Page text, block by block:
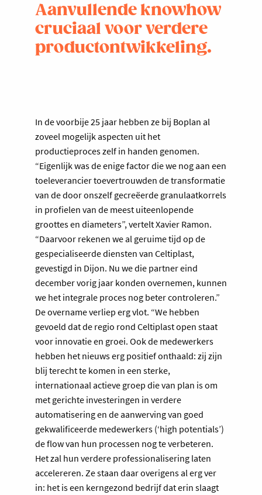
Aanvullende knowhow
cruciaal voor verdere
productontwikkeling.
In de voorbije 25 jaar hebben ze bij Boplan al
zoveel mogelijk aspecten uit het
productieproces zelf in handen genomen.
“Eigenlijk was de enige factor die we nog aan een
toeleverancier toevertrouwden de transformatie
van de door onszelf gecreëerde granulaatkorrels
in profielen van de meest uiteenlopende
groottes en diameters”, vertelt Xavier Ramon.
“Daarvoor rekenen we al geruime tijd op de
gespecialiseerde diensten van Celtiplast,
gevestigd in Dijon. Nu we die partner eind
december vorig jaar konden overnemen, kunnen
we het integrale proces nog beter controleren.”
De overname verliep erg vlot. “We hebben
gevoeld dat de regio rond Celtiplast open staat
voor innovatie en groei. Ook de medewerkers
hebben het nieuws erg positief onthaald: zij zijn
blij terecht te komen in een sterke,
internationaal actieve groep die van plan is om
met gerichte investeringen in verdere
automatisering en de aanwerving van goed
gekwalificeerde medewerkers (‘high potentials’)
de flow van hun processen nog te verbeteren.
Het zal hun verdere professionalisering laten
accelereren. Ze staan daar overigens al erg ver
in: het is een kerngezond bedrijf dat erin slaagt